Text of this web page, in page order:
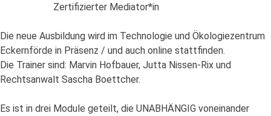
Zertifizierter Mediator*in
Die neue Ausbildung wird im Technologie und Ökologiezentrum
Eckernförde in Präsenz / und auch online stattfinden.
Die Trainer sind: Marvin Hofbauer, Jutta Nissen-Rix und
Rechtsanwalt Sascha Boettcher.
Es ist in drei Module geteilt, die UNABHÄNGIG voneinander